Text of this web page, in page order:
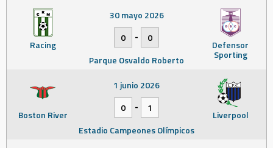
Racing Defensor
Sporting
30 mayo 2026
0
-
0
Parque Osvaldo Roberto
Boston River Liverpool
1 junio 2026
0
-
1
Estadio Campeones Olímpicos